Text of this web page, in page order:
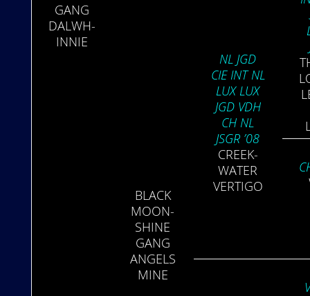
GANG
DALWH­
INNIE
BLACK
MOON­
SHINE
GANG
ANGELS
MINE
NL JGD
CIE INT NL
LUX LUX
JGD VDH
CH NL
JSGR ’08
CREEK­
WATER
VER­TIGO